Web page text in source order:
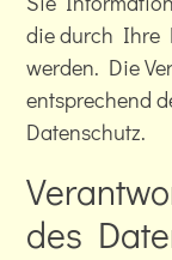
die durch Ihre
werden. Die
entsprechend
Datenschutz.
des